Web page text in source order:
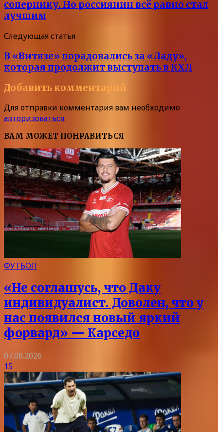
сопернику. Но россиянин всё равно стал
лучшим
Следующая статья
В «Витязе» порадовались за «Ладу»,
которая продолжит выступать в КХЛ
Добавить комментарий
Для отправки комментария вам необходимо
авторизоваться.
ВАМ МОЖЕТ ПОНРАВИТЬСЯ
ФУТБОЛ
«Не соглашусь, что Даку
индивидуалист. Доволен, что у
нас появился новый яркий
форвард» — Карседо
07.08.2026
15